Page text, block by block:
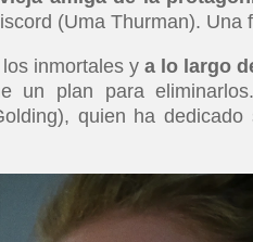
(Uma Thurman). Una
los inmortales ya lo largo
un plan para
quien ha